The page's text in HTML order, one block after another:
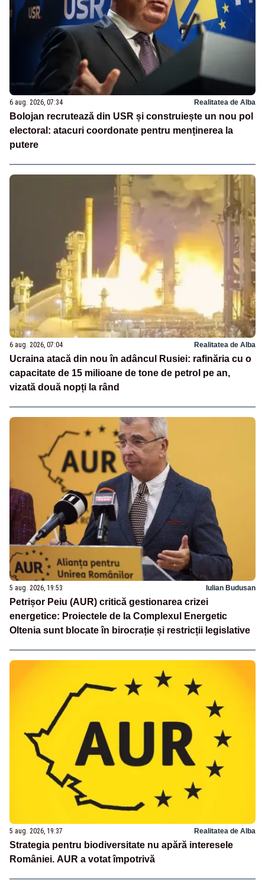
6 aug. 2026, 07:34 Realitatea de Alba
Bolojan recrutează din USR și construiește un nou pol
electoral: atacuri coordonate pentru menținerea la
putere
6 aug. 2026, 07:04 Realitatea de Alba
Ucraina atacă din nou în adâncul Rusiei: rafinăria cu o
capacitate de 15 milioane de tone de petrol pe an,
vizată două nopți la rând
5 aug. 2026, 19:53 Iulian Budusan
Petrișor Peiu (AUR) critică gestionarea crizei
energetice: Proiectele de la Complexul Energetic
Oltenia sunt blocate în birocrație și restricții legislative
5 aug. 2026, 19:37 Realitatea de Alba
Strategia pentru biodiversitate nu apără interesele
României. AUR a votat împotrivă